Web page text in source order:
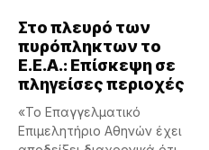
Στο πλευρό των
πυρόπληκτων το
Ε.Ε.Α.: Επίσκεψη σε
πληγείσες περιοχές
«Το Επαγγελματικό
Επιμελητήριο Αθηνών έχει